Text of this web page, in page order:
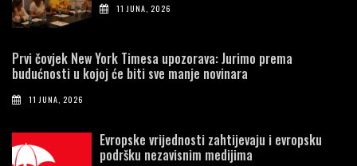
11 JUNA, 2026
Prvi čovjek New York Timesa upozorava: Jurimo prema
budućnosti u kojoj će biti sve manje novinara
11 JUNA, 2026
Evropske vrijednosti zahtijevaju i evropsku
podršku nezavisnim medijima